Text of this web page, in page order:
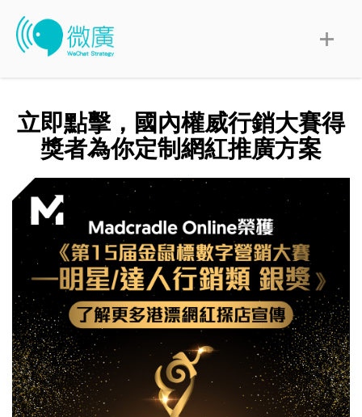
立即點擊，國內權威行銷大賽得
獎者為你定制網紅推廣方案